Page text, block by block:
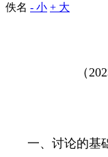
佚名 - 小 + 大
（
一、讨论的基